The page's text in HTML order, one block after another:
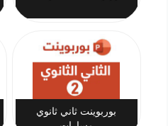
بوربوينت ثاني ثانوي